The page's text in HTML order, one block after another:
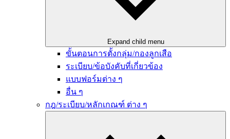
Expand child menu
ขั้นตอนการตั้งกลุ่ม/กองลูกเสือ
ระเบียบ/ข้อบังคับที่เกี่ยวข้อง
แบบฟอร์มต่าง ๆ
อื่น ๆ
กฎ/ระเบียบ/หลักเกณฑ์ ต่าง ๆ